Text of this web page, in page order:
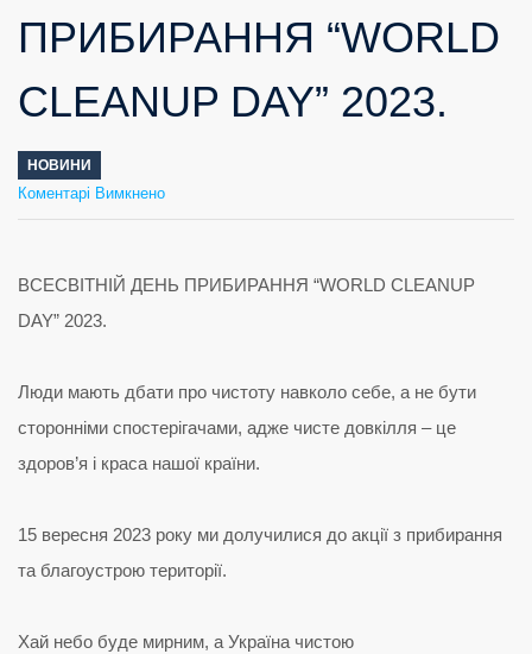
ПРИБИРАННЯ “WORLD
CLEANUP DAY” 2023.
НОВИНИ
Коментарі Вимкненодо
ВСЕСВІТНІЙ
ДЕНЬ
CLEANUP
DAY”
2023.
ВСЕСВІТНІЙ ДЕНЬ ПРИБИРАННЯ “WORLD CLEANUP
DAY” 2023.
Люди мають дбати про чистоту навколо себе, а не бути
сторонніми спостерігачами, адже чисте довкілля – це
здоров’я і краса нашої країни.
15 вересня 2023 року ми долучилися до акції з прибирання
та благоустрою території.
Хай небо буде мирним, а Україна чистою